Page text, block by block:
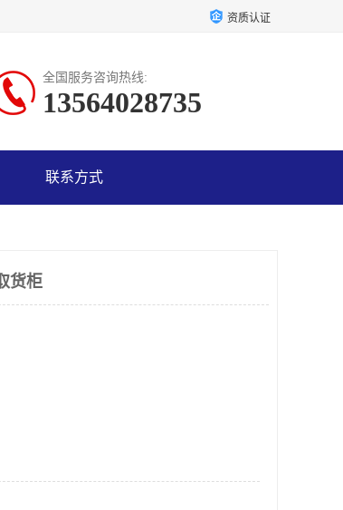
资质认证
全国服务咨询热线:
13564028735
联系方式
货柜